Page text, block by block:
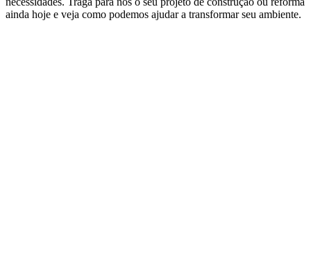
ainda hoje e veja como podemos ajudar a transformar seu ambiente.